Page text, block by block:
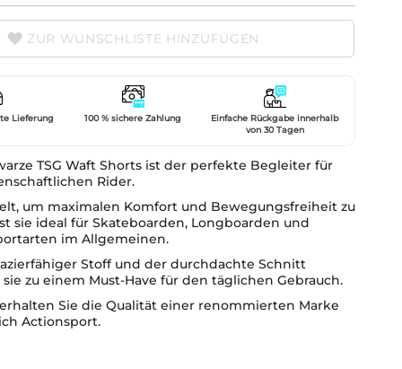
ZUR WUNSCHLISTE HINZUFÜGEN
Lieferung 100 % sichere Zahlung
Einfache Rückgabe innerhalb
von 30 Tagen
TSG Waft Shorts ist der perfekte Begleiter für
Rider.
um maximalen Komfort und Bewegungsfreiheit zu
sie ideal für Skateboarden, Longboarden und
im Allgemeinen.
Stoff und der durchdachte Schnitt
zu einem Must-Have für den täglichen Gebrauch.
erhalten Sie die Qualität einer renommierten Marke
Actionsport.